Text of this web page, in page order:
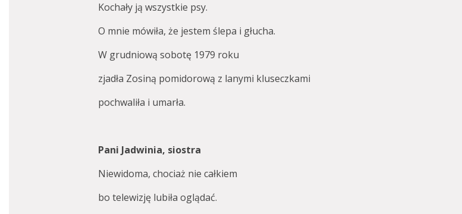
Kochały ją wszystkie psy.
O mnie mówiła, że jestem ślepa i głucha.
W grudniową sobotę 1979 roku
zjadła Zosiną pomidorową z lanymi kluseczkami
pochwaliła i umarła.
Pani Jadwinia, siostra
Niewidoma, chociaż nie całkiem
bo telewizję lubiła oglądać.